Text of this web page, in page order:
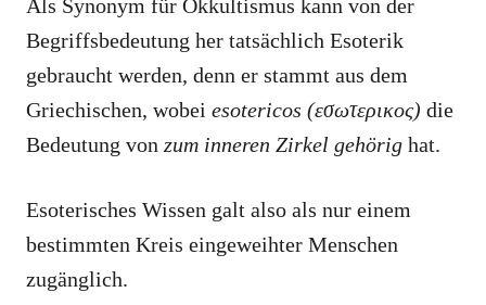
Als Synonym für Okkultismus kann von der
Begriffsbedeutung her tatsächlich Esoterik
gebraucht werden, denn er stammt aus dem
Griechischen, wobei esotericos (εσωτερικος) die
Bedeutung von zum inneren Zirkel gehörig hat.
Esoterisches Wissen galt also als nur einem
bestimmten Kreis eingeweihter Menschen
zugänglich.